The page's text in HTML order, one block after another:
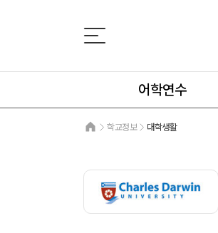
어학연수
학교정보 대학생활